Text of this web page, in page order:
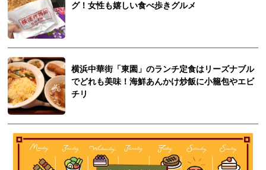
グ！女性も嬉しい食べ歩きグルメ
横浜中華街「東園」のランチ定食はリーズナブル
でどれも美味！海鮮あんかけ炒飯に小籠包やエビ
チリ